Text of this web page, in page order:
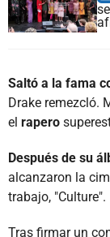
Saltó a la fama
Drake remezcló.
el rapero
Después de su
alcanzaron la
trabajo, "Culture".
Tras firmar un